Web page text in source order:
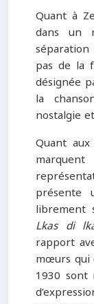
Quant à
dans un
pas de la
désignée
la
nostalgie
Quant
présente
librement
Lkas di
rapport
mœurs qui
1930